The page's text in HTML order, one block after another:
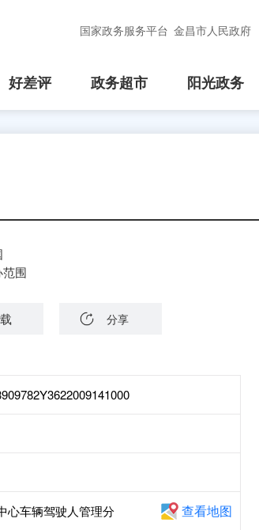
国家政务服务平台 金昌市人民政府
好差评 政务超市 阳光政务
围
分享
心车辆驾驶人管理分
查看地图